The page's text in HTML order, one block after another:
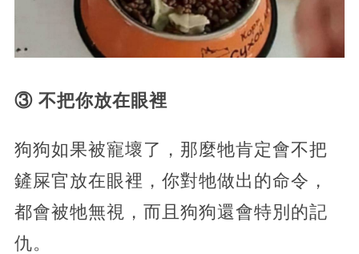
③ 不把你放在眼裡
狗狗如果被寵壞了，那麼牠肯定會不把
鏟屎官放在眼裡，你對牠做出的命令，
都會被牠無視，而且狗狗還會特別的記
仇。